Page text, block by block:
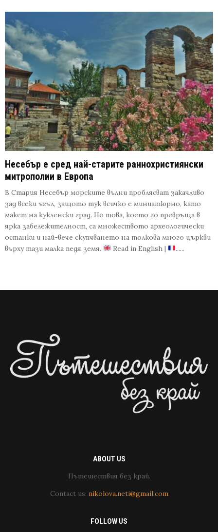
Несебър е сред най-старите раннохристиянски
митрополии в Европа
В Стария Несебър морските вълни проблясват закачливо
зад всеки ъгъл, защото тук всичко е миниатюрно, като
макет на кукленски град. Но това, което го превръща в
ярка забележителност, са множеството археологически
останки и най-вече скупчването на толкова много църкви
върху тази малка педя земя.
Read in English | ......
ABOUT US
Пътешествия без край.
Contact us: nikolova.neti@gmail.com
FOLLOW US